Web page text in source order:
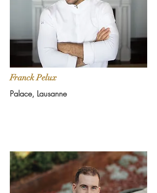
Franck Pelux
Palace, Lausanne